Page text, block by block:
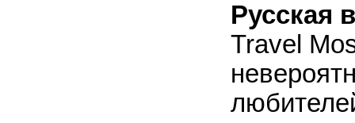
Русская
Travel